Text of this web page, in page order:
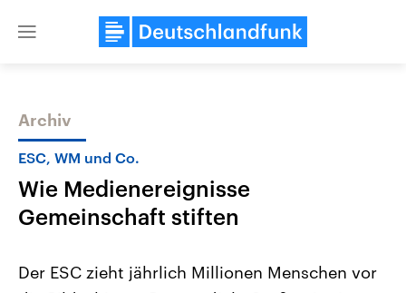
Close
Themen
Archiv
ESC, WM und Co.
Wie Medienereignisse
Gemeinschaft stiften
Der ESC zieht jährlich Millionen Menschen vor